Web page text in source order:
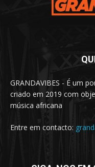
GRANDAVIBES - É um
criado em 2019 com
música africana
Entre em contacto: